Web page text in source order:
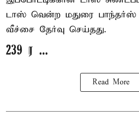
டாஸ் வென்ற மதுரை பாந்தர்ஸ்
வீச்சை தேர்வு செய்தது.
239 ர ...
Read More